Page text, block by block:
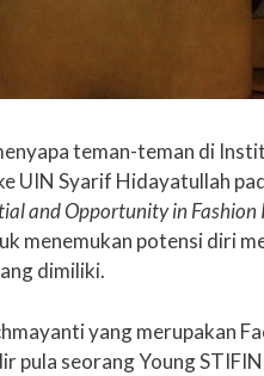
teman-teman di
UIN Syarif Hidayatullah
and Opportunity in
menemukan potensi diri
dimiliki.
yang merupakan
pula seorang Young